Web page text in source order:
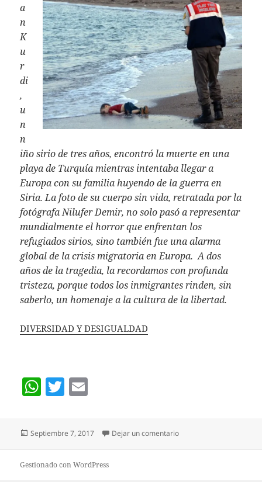
a
n
K
u
r
di
,
u
n
n
iño sirio de tres años, encontró la muerte en una
playa de Turquía mientras intentaba llegar a
Europa con su familia huyendo de la guerra en
Siria. La foto de su cuerpo sin vida, retratada por la
fotógrafa Nilufer Demir, no solo pasó a representar
mundialmente el horror que enfrentan los
refugiados sirios, sino también fue una alarma
global de la crisis migratoria en Europa. A dos
años de la tragedia, la recordamos con profunda
tristeza, porque todos los inmigrantes rinden, sin
saberlo, un homenaje a la cultura de la libertad.
DIVERSIDAD Y DESIGUALDAD
W
at
s
A
T
itt
er
ai
l
Publicado
Septiembre 7, 2017 Dejar un comentarioen Diversidad: Un
Gestionado con WordPress